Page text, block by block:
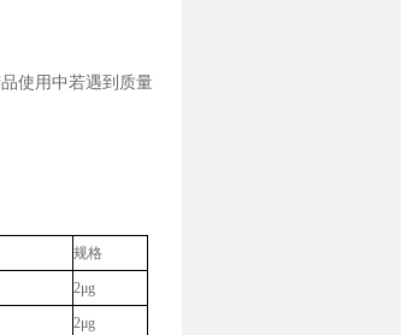
使用中若遇到质量
规格
2μg
2μg